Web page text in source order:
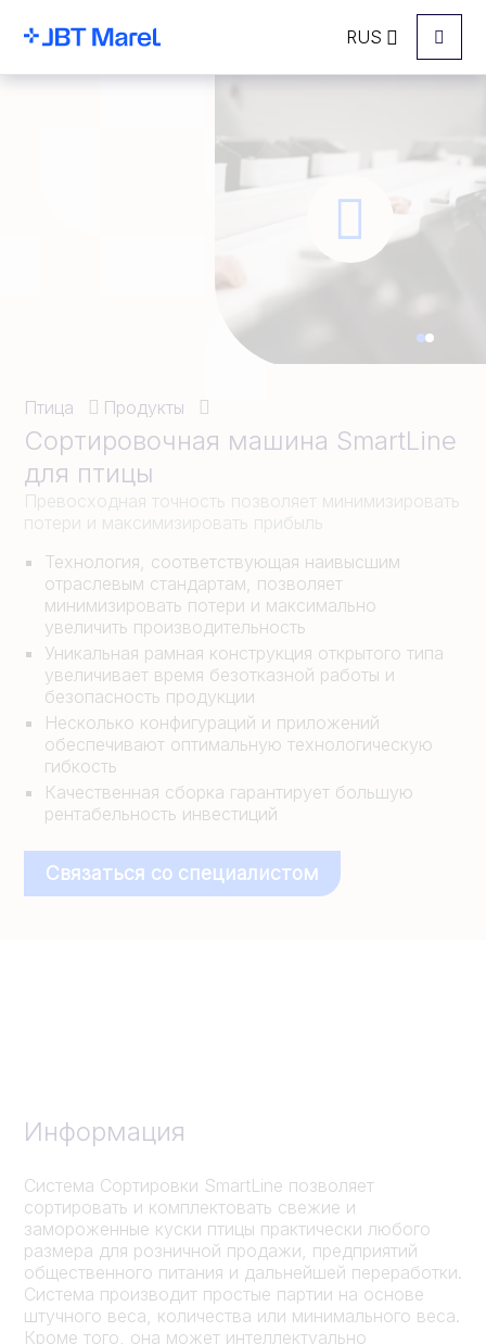
RUS Menu
Птица Продукты
Сортировочная машина SmartLine
для птицы
Превосходная точность позволяет минимизировать
потери и максимизировать прибыль
Технология, соответствующая наивысшим
отраслевым стандартам, позволяет
минимизировать потери и максимально
увеличить производительность
Уникальная рамная конструкция открытого типа
увеличивает время безотказной работы и
безопасность продукции
Несколько конфигураций и приложений
обеспечивают оптимальную технологическую
гибкость
Качественная сборка гарантирует большую
рентабельность инвестиций
Связаться со специалистом
Информация
Система Сортировки SmartLine позволяет
сортировать и комплектовать свежие и
замороженные куски птицы практически любого
размера для розничной продажи, предприятий
общественного питания и дальнейшей переработки.
Система производит простые партии на основе
штучного веса, количества или минимального веса.
Кроме того, она может интеллектуально